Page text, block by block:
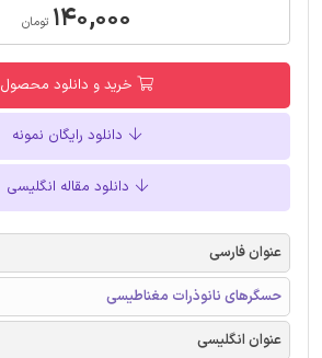
۱۴۰,۰۰۰ تومان
خرید و دانلود محصول
دانلود رایگان نمونه
دانلود مقاله انگلیسی
عنوان فارسی
حسگرهای نانوذرات مغناطیسی
عنوان انگلیسی